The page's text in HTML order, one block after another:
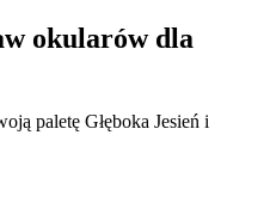
okularów dla
paletę Głęboka Jesień i